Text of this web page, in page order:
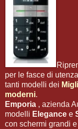
per le fasce di
tanti modelli dei
moderni.
Emporia , azienda
modelli Elegance e
con schermi grandi